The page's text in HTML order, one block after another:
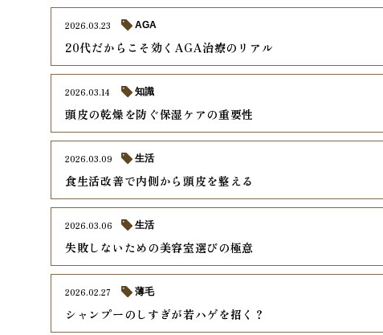
20代だからこそ効くAGA治療のリアル
2026.03.23 AGA
頭皮の乾燥を防ぐ保湿ケアの重要性
2026.03.14 知識
食生活改善で内側から頭皮を整える
2026.03.09 生活
失敗しないための美容室選びの極意
2026.03.06 生活
シャンプーのしすぎが若ハゲを招く？
2026.02.27 薄毛